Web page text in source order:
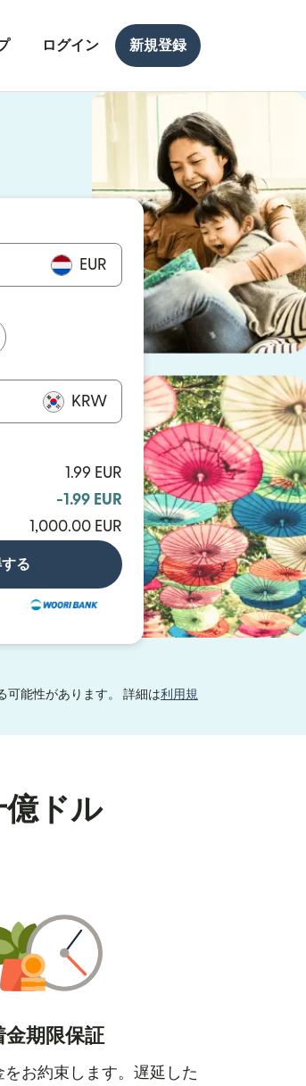
ログイン 新規登録
EUR
KRW
1.99 EUR
-1.99 EUR
1,000.00 EUR
る
可能性があります。 詳細は利用規
ドル
金期限保証
をお約束します。遅延した